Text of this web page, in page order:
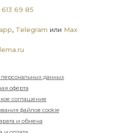
69 85
, Telegram или Max
файлов cookie
и обмена
оферта
данных
соглашение